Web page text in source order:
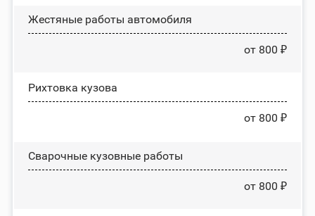
Жестяные работы автомобиля
от 800 ₽
Рихтовка кузова
от 800 ₽
Сварочные кузовные работы
от 800 ₽